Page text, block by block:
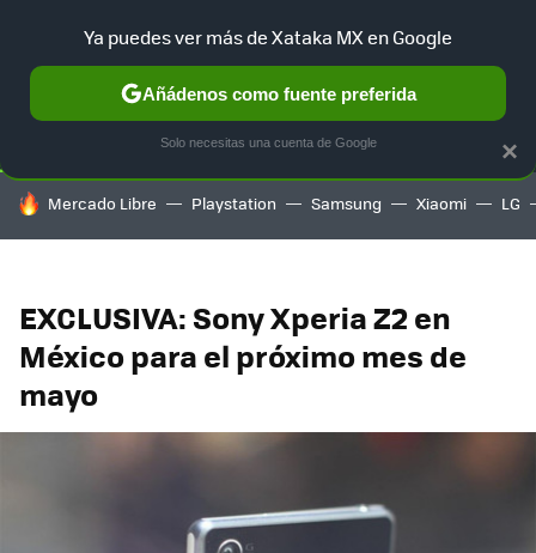
SELECCIÓN GAMING HOME AUTO TERRITORIO
HOY SE HABLA DE
Mercado Libre Playstation Samsung Xiaomi LG
EXCLUSIVA: Sony Xperia Z2 en
México para el próximo mes de
mayo
×
Ya puedes ver más de Xataka MX en Google
Añádenos como fuente preferida
Solo necesitas una cuenta de Google